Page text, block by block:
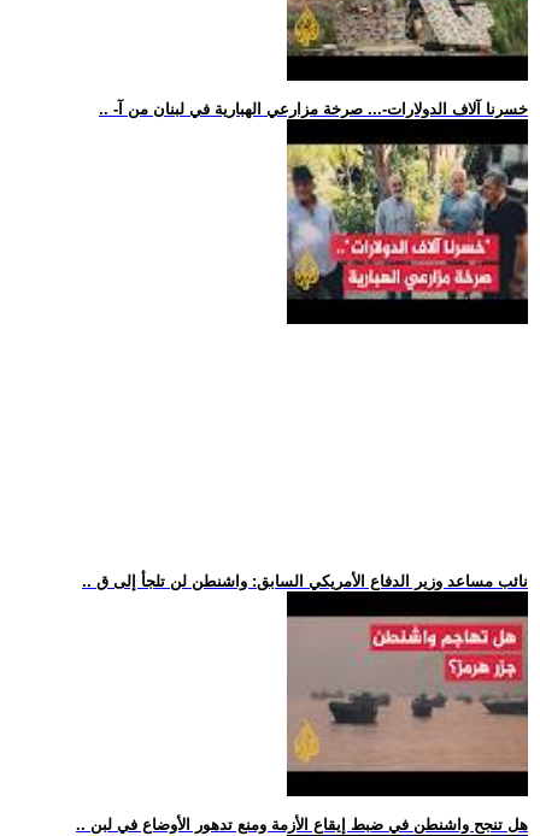
.. -خسرنا آلاف الدولارات-... صرخة مزارعي الهبارية في لبنان من آ
.. نائب مساعد وزير الدفاع الأمريكي السابق: واشنطن لن تلجأ إلى ق
.. هل تنجح واشنطن في ضبط إيقاع الأزمة ومنع تدهور الأوضاع في لبن